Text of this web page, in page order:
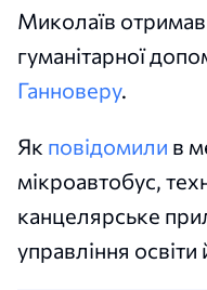
Миколаїв
гуманітарної
Ганноверу.
Як повідомили в
мікроавтобус,
канцелярське
управління